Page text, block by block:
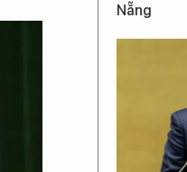
Nẵng